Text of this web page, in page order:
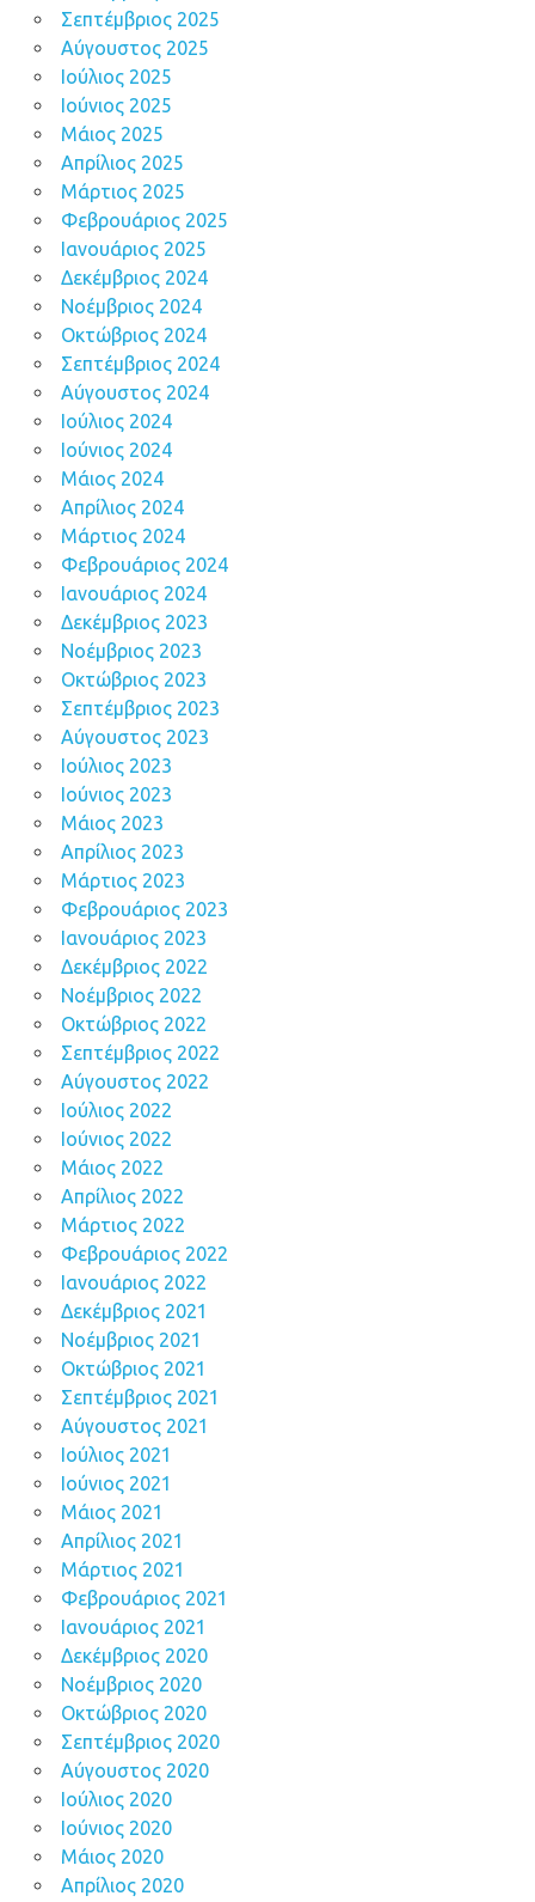
Σεπτέμβριος 2025
Αύγουστος 2025
Ιούλιος 2025
Ιούνιος 2025
Μάιος 2025
Απρίλιος 2025
Μάρτιος 2025
Φεβρουάριος 2025
Ιανουάριος 2025
Δεκέμβριος 2024
Νοέμβριος 2024
Οκτώβριος 2024
Σεπτέμβριος 2024
Αύγουστος 2024
Ιούλιος 2024
Ιούνιος 2024
Μάιος 2024
Απρίλιος 2024
Μάρτιος 2024
Φεβρουάριος 2024
Ιανουάριος 2024
Δεκέμβριος 2023
Νοέμβριος 2023
Οκτώβριος 2023
Σεπτέμβριος 2023
Αύγουστος 2023
Ιούλιος 2023
Ιούνιος 2023
Μάιος 2023
Απρίλιος 2023
Μάρτιος 2023
Φεβρουάριος 2023
Ιανουάριος 2023
Δεκέμβριος 2022
Νοέμβριος 2022
Οκτώβριος 2022
Σεπτέμβριος 2022
Αύγουστος 2022
Ιούλιος 2022
Ιούνιος 2022
Μάιος 2022
Απρίλιος 2022
Μάρτιος 2022
Φεβρουάριος 2022
Ιανουάριος 2022
Δεκέμβριος 2021
Νοέμβριος 2021
Οκτώβριος 2021
Σεπτέμβριος 2021
Αύγουστος 2021
Ιούλιος 2021
Ιούνιος 2021
Μάιος 2021
Απρίλιος 2021
Μάρτιος 2021
Φεβρουάριος 2021
Ιανουάριος 2021
Δεκέμβριος 2020
Νοέμβριος 2020
Οκτώβριος 2020
Σεπτέμβριος 2020
Αύγουστος 2020
Ιούλιος 2020
Ιούνιος 2020
Μάιος 2020
Απρίλιος 2020